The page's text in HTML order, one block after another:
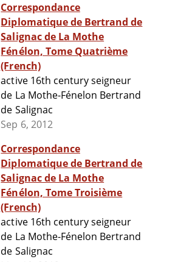
Correspondance
Diplomatique de Bertrand de
Salignac de La Mothe
Fénélon, Tome Quatrième
(French)
active 16th century seigneur
de La Mothe-Fénelon Bertrand
de Salignac
Sep 6, 2012
Correspondance
Diplomatique de Bertrand de
Salignac de La Mothe
Fénélon, Tome Troisième
(French)
active 16th century seigneur
de La Mothe-Fénelon Bertrand
de Salignac